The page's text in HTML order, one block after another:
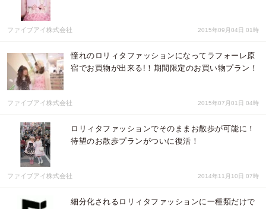
ファイブアイ株式会社 2015年09月04日 01時
憧れのロリィタファッションになってラフォーレ原
宿でお買物が出来る!！期間限定のお買い物プラン！
ファイブアイ株式会社 2015年07月01日 04時
ロリィタファッションでそのままお散歩が可能に！
待望のお散歩プランがついに復活！
ファイブアイ株式会社 2014年11月10日 07時
細分化されるロリィタファッションに一種類だけで